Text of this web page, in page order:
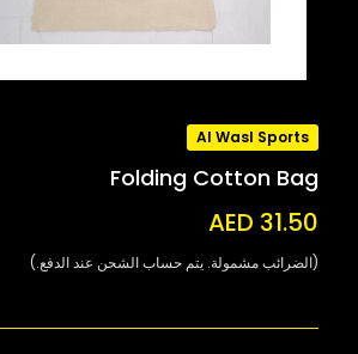
Al Wasl Sports
Folding Cotton Bag
AED 31.50
(الضرائب مشمولة. يتم حساب الشحن عند الدفع.)